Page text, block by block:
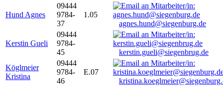
Hund Agnes
09444
9784-
37
1.05
agnes.hund@siegenburg.de
Kerstin Gueli
09444
9784-
45
kerstin.gueli@siegenbrug.de
Köglmeier
Kristina
09444
9784-
46
E.07